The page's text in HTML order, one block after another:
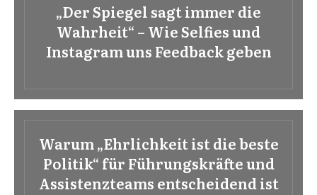
„Der Spiegel sagt immer die
Wahrheit“ – Wie Selfies und
Instagram uns Feedback geben
Warum „Ehrlichkeit ist die beste
Politik“ für Führungskräfte und
Assistenzteams entscheidend ist